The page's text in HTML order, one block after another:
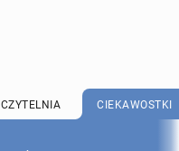
CZYTELNIA CIEKAWOSTKI